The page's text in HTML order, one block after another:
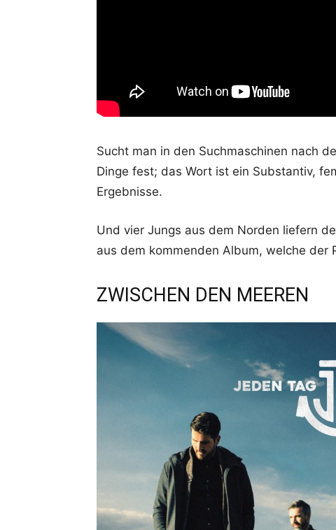
Sucht man in den Suchmaschinen nach
Dinge fest; das Wort ist ein Substantiv,
Ergebnisse.
Und vier Jungs aus dem Norden liefern
aus dem kommenden Album, welche der
ZWISCHEN DEN MEEREN